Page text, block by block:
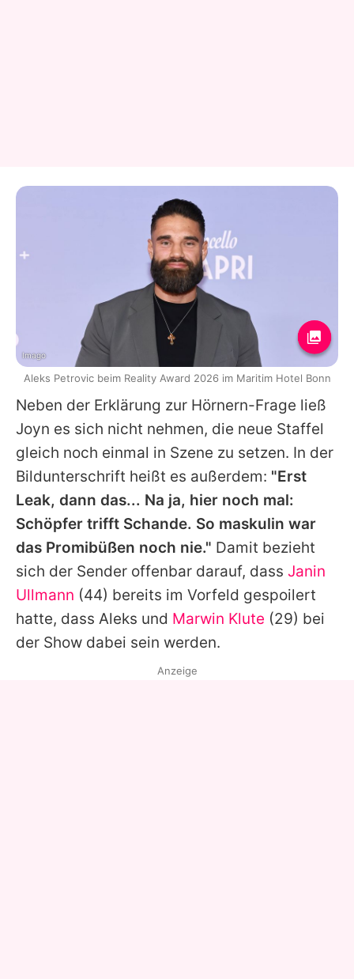
Neben der Erklärung zur Hörnern-Frage ließ
Joyn es sich nicht nehmen, die neue Staffel
gleich noch einmal in Szene zu setzen. In der
Bildunterschrift heißt es außerdem: "Erst
Leak, dann das... Na ja, hier noch mal:
Schöpfer trifft Schande. So maskulin war
das Promibüßen noch nie." Damit bezieht
sich der Sender offenbar darauf, dass Janin
Ullmann (44) bereits im Vorfeld gespoilert
hatte, dass Aleks und Marwin Klute (29) bei
der Show dabei sein werden.
Imago
Aleks Petrovic beim Reality Award 2026 im Maritim Hotel Bonn
Anzeige